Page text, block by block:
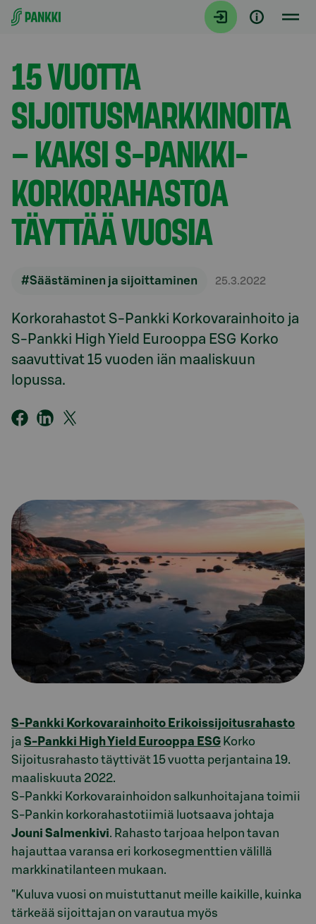
Siirry suoraan sisältöön
Artikkelit
15 VUOTTA
SIJOITUSMARKKINOITA
– KAKSI S-PANKKI-
KORKORAHASTOA
TÄYTTÄÄ VUOSIA
#Säästäminen ja sijoittaminen 25.3.2022
Korkorahastot S-Pankki Korkovarainhoito ja
S-Pankki High Yield Eurooppa ESG Korko
saavuttivat 15 vuoden iän maaliskuun
lopussa.
S-Pankki Korkovarainhoito Erikoissijoitusrahasto
ja S-Pankki High Yield Eurooppa ESG Korko
Sijoitusrahasto täyttivät 15 vuotta perjantaina 19.
maaliskuuta 2022.
S-Pankki Korkovarainhoidon salkunhoitajana toimii
S-Pankin korkorahastotiimiä luotsaava johtaja
Jouni Salmenkivi. Rahasto tarjoaa helpon tavan
hajauttaa varansa eri korkosegmenttien välillä
markkinatilanteen mukaan.
"Kuluva vuosi on muistuttanut meille kaikille, kuinka
tärkeää sijoittajan on varautua myös